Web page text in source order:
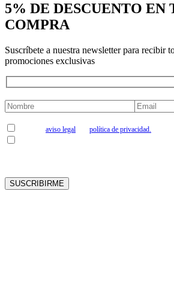
5% DE DESCUENTO EN
COMPRA
Suscríbete a nuestra newsletter para recibir
promociones exclusivas
aviso legal
política de privacidad.